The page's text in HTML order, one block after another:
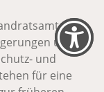
die
und
und
für eine